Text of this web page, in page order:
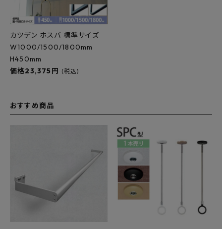
カツデン ホスバ 標準サイズ
W1000/1500/1800mm
H450mm
価格23,375円 (税込)
おすすめ商品